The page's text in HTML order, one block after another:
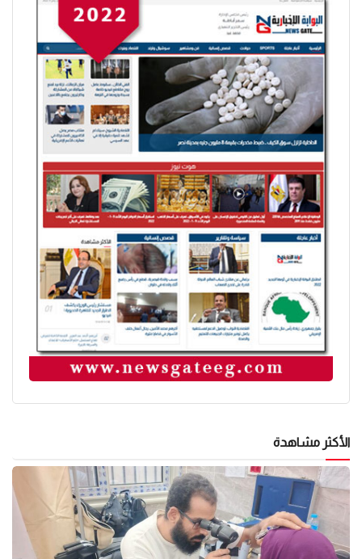
الأكثر مشاهدة